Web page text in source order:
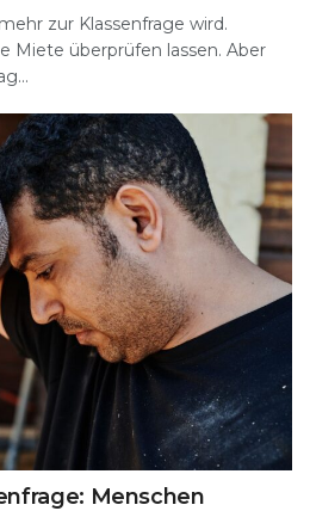
zur Klassenfrage wird.
Miete überprüfen lassen. Aber
Menschen